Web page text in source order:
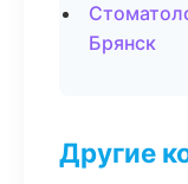
Брянск
Другие